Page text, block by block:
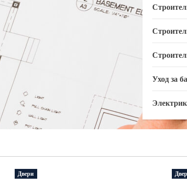
Уход за
Двери